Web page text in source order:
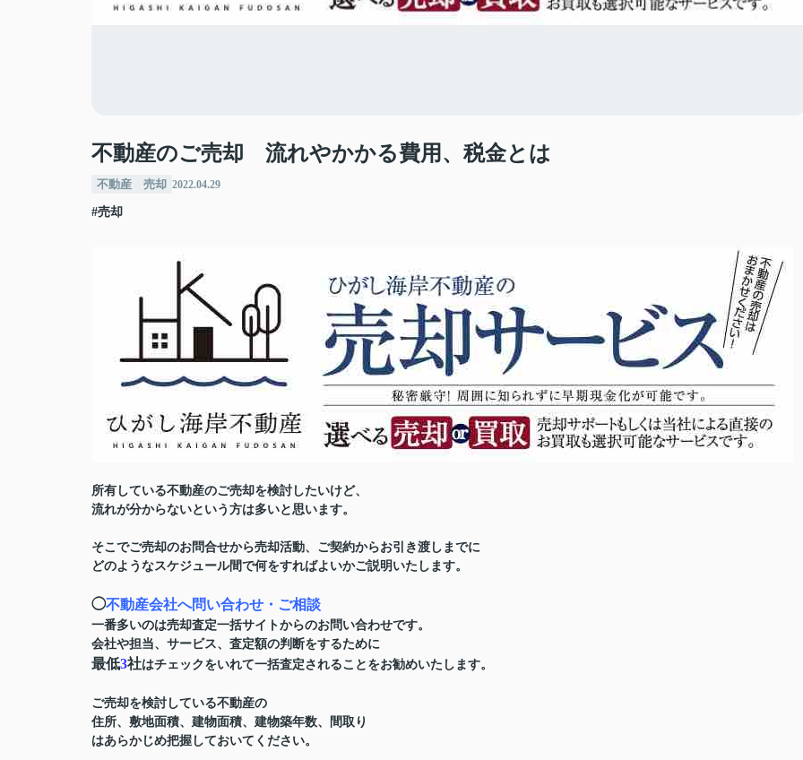
不動産のご売却 流れやかかる費用、税金とは
不動産 売却 2022.04.29
#売却
所有している不動産のご売却を検討したいけど、
流れが分からないという方は多いと思います。
そこでご売却のお問合せから売却活動、ご契約からお引き渡しまでに
どのようなスケジュール間で何をすればよいかご説明いたします。
◯不動産会社へ問い合わせ・ご相談
一番多いのは売却査定一括サイトからのお問い合わせです。
会社や担当、サービス、査定額の判断をするために
最低3社はチェックをいれて一括査定されることをお勧めいたします。
ご売却を検討している不動産の
住所、敷地面積、建物面積、建物築年数、間取り
はあらかじめ把握しておいてください。